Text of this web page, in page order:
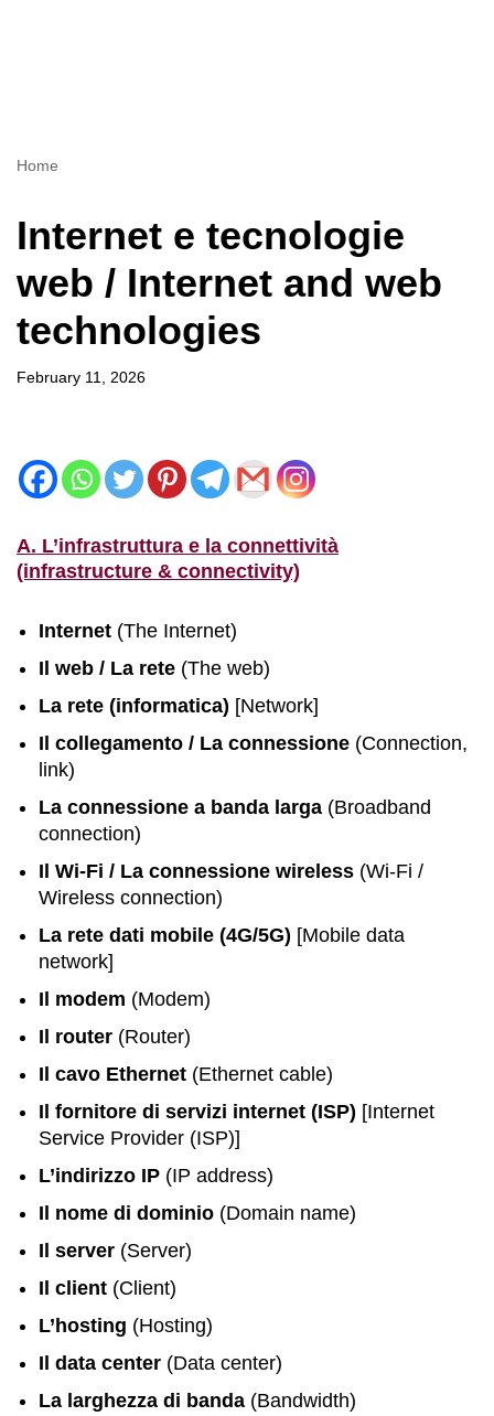
Home
Internet e tecnologie
web / Internet and web
technologies
February 11, 2026
A. L’infrastruttura e la connettività
(infrastructure & connectivity)
Internet (The Internet)
Il web / La rete (The web)
La rete (informatica) [Network]
Il collegamento / La connessione (Connection,
link)
La connessione a banda larga (Broadband
connection)
Il Wi-Fi / La connessione wireless (Wi-Fi /
Wireless connection)
La rete dati mobile (4G/5G) [Mobile data
network]
Il modem (Modem)
Il router (Router)
Il cavo Ethernet (Ethernet cable)
Il fornitore di servizi internet (ISP) [Internet
Service Provider (ISP)]
L’indirizzo IP (IP address)
Il nome di dominio (Domain name)
Il server (Server)
Il client (Client)
L’hosting (Hosting)
Il data center (Data center)
La larghezza di banda (Bandwidth)